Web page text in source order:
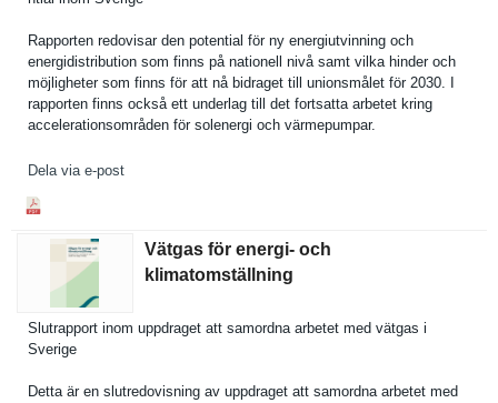
Rapporten redovisar den potential för ny energiutvi­nning och
energidist­ribution som finns på nationell nivå samt vilka hinder och
möjlighete­r som finns för att nå bidraget till unionsmåle­t för 2030. I
rapporten finns också ett underlag till det fortsatta arbetet kring
accelerati­onsområden för solenergi och värmepumpa­r.
Dela via e-post
Vätgas för energi- och
klimatomställning
Slutrappor­t inom uppdraget att samordna arbetet med vätgas i
Sverige
Detta är en slutredovi­sning av uppdraget att samordna arbetet med